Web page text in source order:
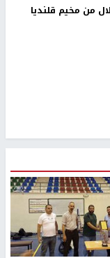
من مخيم قلنديا